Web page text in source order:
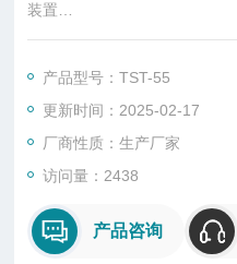
装置
土壤渗透仪 多联/单联供水装置
产品型号：TST-55
更新时间：2025-02-17
厂商性质：生产厂家
访问量：2438
产品咨询